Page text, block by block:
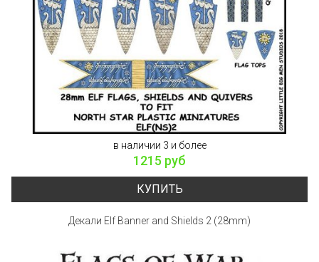
в наличии 3 и более
1215 руб
КУПИТЬ
Декали Elf Banner and Shields 2 (28mm)